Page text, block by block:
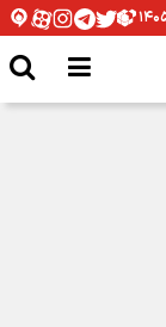
پروژه ها هستیم